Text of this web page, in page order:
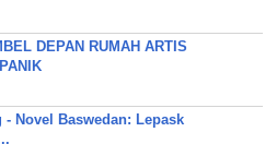
DEPAN RUMAH ARTIS
- Novel Baswedan: Lepask